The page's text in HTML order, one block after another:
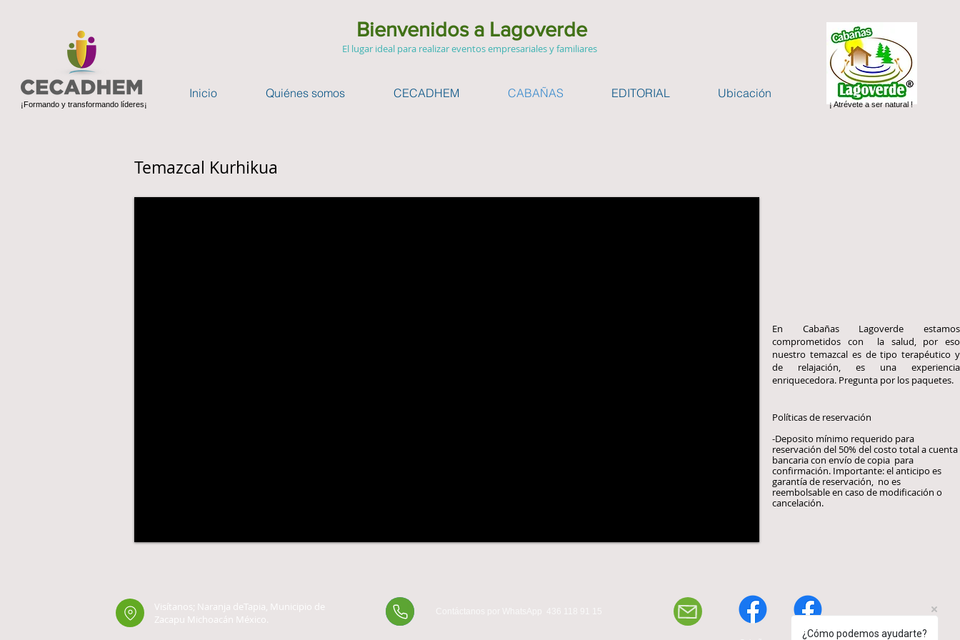
¡Formando y transformando líderes¡
Bienvenidos a Lagoverde
El lugar ideal para realizar eventos empresariales y familiares
Inicio Quiénes somos CECADHEM CABAÑAS EDITORIAL Ubicación
¡ Atrévete a ser natural !
Temazcal Kurhikua
En Cabañas Lagoverde estamos
comprometidos con la salud, por eso
nuestro temazcal es de tipo terapéutico y
de relajación, es una experiencia
enriquecedora. Pregunta por los paquetes.
Políticas de reservación
-Deposito mínimo requerido para
reservación del 50% del costo total a cuenta
bancaria con envío de copia para
confirmación. Importante: el anticipo es
garantía de reservación, no es
reembolsable en caso de modificación o
cancelación.
Visítanos;
Naranja deTapia, Municipio de
Zacapu Michoacán México.
¿Cómo podemos ayudarte?